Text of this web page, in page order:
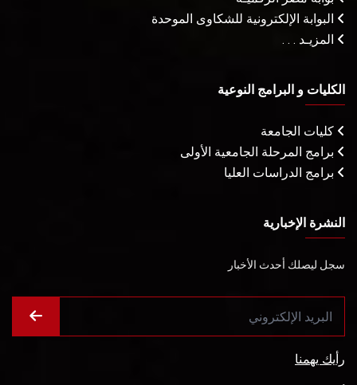
البوابة الإلكترونية للشكاوى الموحدة
المزيـد . . .
الكليات و البرامج النوعية
كليات الجامعة
برامج المرحلة الجامعية الأولى
برامج الدراسات العليا
النشرة الإخبارية
سجل ليصلك أحدث الأخبار
رأيك يهمنا